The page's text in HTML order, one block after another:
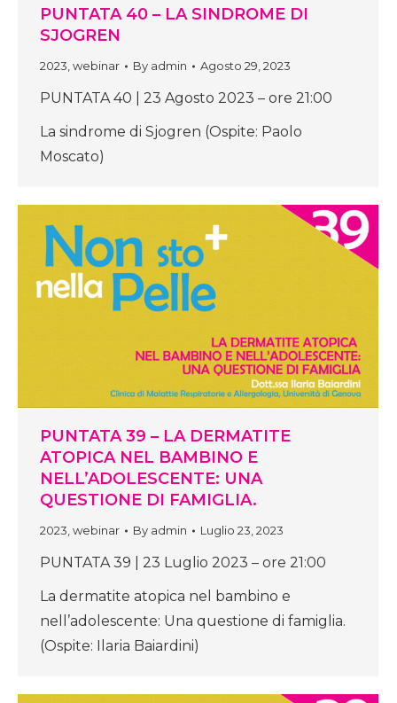
PUNTATA 40 – LA SINDROME DI
SJOGREN
2023 webinar By admin Agosto 29, 2023
PUNTATA 40 | 23 Agosto 2023 – ore 21:00
La sindrome di Sjogren (Ospite: Paolo
Moscato)
PUNTATA 39 – LA DERMATITE
ATOPICA NEL BAMBINO E
NELL’ADOLESCENTE: UNA
QUESTIONE DI FAMIGLIA.
2023 webinar By admin Luglio 23, 2023
PUNTATA 39 | 23 Luglio 2023 – ore 21:00
La dermatite atopica nel bambino e
nell’adolescente: Una questione di famiglia.
(Ospite: Ilaria Baiardini)